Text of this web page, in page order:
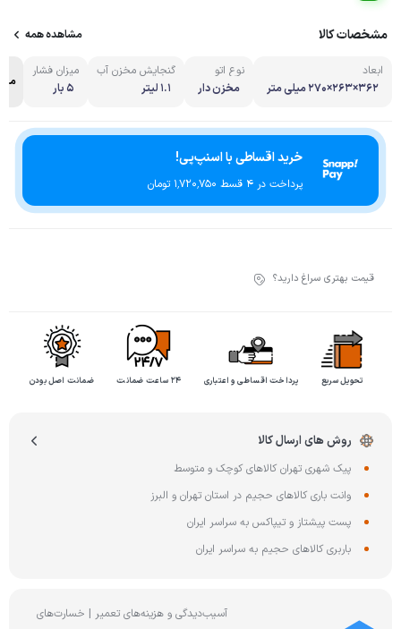
مشخصات کالا مشاهده همه
ابعاد
362×263×270 میلی متر
نوع اتو
مخزن دار
گنجایش مخزن آب
1.1 لیتر
میزان فشار
5 بار
خرید اقساطی با اسنپ‌پی!
پرداخت در 4 قسط ۱٬۷۲۰٬۷۵۰ تومان
قیمت بهتری سراغ دارید؟
تحویل سریع پرداخت اقساطی و اعتباری ۲۴ ساعت ضمانت ضمانت اصل بودن
روش های ارسال کالا
پیک شهری تهران کالاهای کوچک و متوسط
وانت باری کالاهای حجیم در استان تهران و البرز
پست پیشتاز و تیپاکس به سراسر ایران
باربری کالاهای حجیم به سراسر ایران
آسیب‌دیدگی و هزینه‌های تعمیر | خسارت‌های